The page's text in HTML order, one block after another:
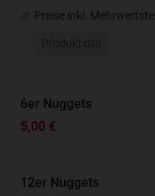
Preise inkl.
6er Nuggets
5,00 €
12er Nuggets